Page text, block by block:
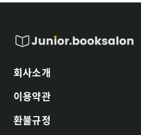
회사소개
이용약관
환불규정